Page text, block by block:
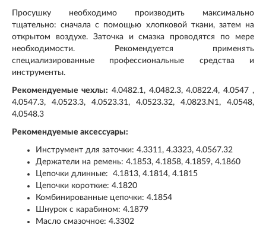
Просушку необходимо производить максимально
тщательно: сначала с помощью хлопковой ткани, затем на
открытом воздухе. Заточка и смазка проводятся по мере
необходимости. Рекомендуется применять
специализированные профессиональные средства и
инструменты.
Рекомендуемые чехлы: 4.0482.1, 4.0482.3, 4.0822.4, 4.0547 ,
4.0547.3, 4.0523.3, 4.0523.31, 4.0523.32, 4.0823.N1, 4.0548,
4.0548.3
Рекомендуемые аксессуары:
Инструмент для заточки: 4.3311, 4.3323, 4.0567.32
Держатели на ремень: 4.1853, 4.1858, 4.1859, 4.1860
Цепочки длинные: 4.1813, 4.1814, 4.1815
Цепочки короткие: 4.1820
Комбинированные цепочки: 4.1854
Шнурок с карабином: 4.1879
Масло смазочное: 4.3302